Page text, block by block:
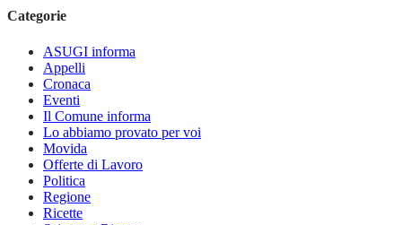
Categorie
ASUGI informa
Appelli
Cronaca
Eventi
Il Comune informa
Lo abbiamo provato per voi
Movida
Offerte di Lavoro
Politica
Regione
Ricette